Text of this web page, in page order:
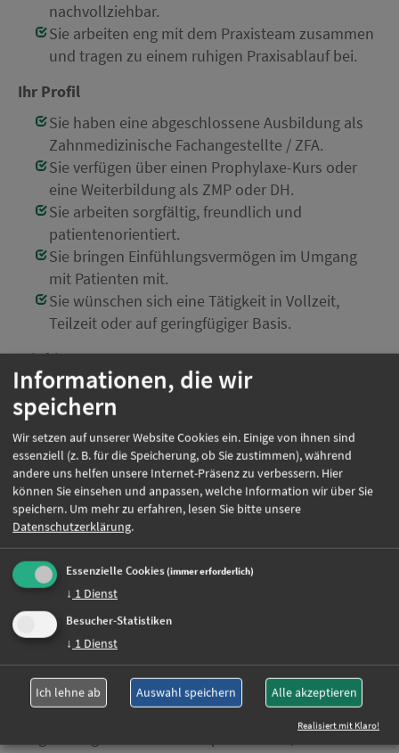
nachvollziehbar.
Sie arbeiten eng mit dem Praxisteam zusammen
und tragen zu einem ruhigen Praxisablauf bei.
Ihr Profil
Sie haben eine abgeschlossene Ausbildung als
Zahnmedizinische Fachangestellte / ZFA.
Sie verfügen über einen Prophylaxe-Kurs oder
eine Weiterbildung als ZMP oder DH.
Sie arbeiten sorgfältig, freundlich und
patientenorientiert.
Sie bringen Einfühlungsvermögen im Umgang
mit Patienten mit.
Sie wünschen sich eine Tätigkeit in Vollzeit,
Teilzeit oder auf geringfügiger Basis.
Wir bieten
Eine Beschäftigung im Rahmen der
Arbeitnehmerüberlassung bei GuT
Personalmanagement GmbH.
Einen Einsatz zum nächstmöglichen Zeitpunkt in
einer Zahnarztpraxis in Weilheim.
Vollzeit, Teilzeit oder geringfügige Beschäftigung
nach Absprache.
Vergütung nach GVP-Tarifvertrag.
Persönliche Betreuung durch unser Team.
Klare Kommunikation und Unterstützung bei
organisatorischen Fragen.
Einen fachlich passenden Einsatz mit
GuT Personalmanagement GmbH begleitet
Weg. Wir legen Wert auf eine persönliche, verlässliche
Informationen, die wir
speichern
Wir setzen auf unserer Website Cookies ein. Einige von ihnen sind
essenziell (z. B. für die Speicherung, ob Sie zustimmen), während
andere uns helfen unsere Internet-Präsenz zu verbessern. Hier
können Sie einsehen und anpassen, welche Information wir über Sie
speichern. Um mehr zu erfahren, lesen Sie bitte unsere
Datenschutzerklärung.
Essenzielle Cookies(immer erforderlich)
↓ 1 Dienst
Besucher-Statistiken
↓ 1 Dienst
Ich lehne ab Auswahl speichern Alle akzeptieren
Realisiert mit Klaro!